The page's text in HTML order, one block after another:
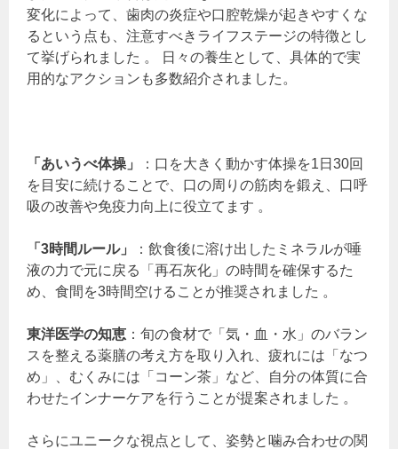
変化によって、歯肉の炎症や口腔乾燥が起きやすくな
るという点も、注意すべきライフステージの特徴とし
て挙げられました 。 日々の養生として、具体的で実
用的なアクションも多数紹介されました。
「あいうべ体操」
：口を大きく動かす体操を1日30回
を目安に続けることで、口の周りの筋肉を鍛え、口呼
吸の改善や免疫力向上に役立てます 。
「3時間ルール」
：飲食後に溶け出したミネラルが唾
液の力で元に戻る「再石灰化」の時間を確保するた
め、食間を3時間空けることが推奨されました 。
東洋医学の知恵 ：旬の食材で「気・血・水」のバラン
スを整える薬膳の考え方を取り入れ、疲れには「なつ
め」、むくみには「コーン茶」など、自分の体質に合
わせたインナーケアを行うことが提案されました 。
さらにユニークな視点として、姿勢と噛み合わせの関